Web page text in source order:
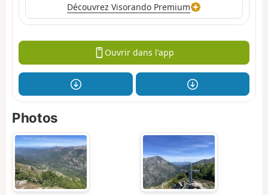
Découvrez Visorando Premium
Ouvrir dans l'app
Photos